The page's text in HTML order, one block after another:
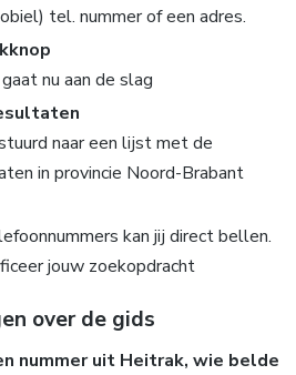
tel. nummer of een adres.
nu aan de slag
naar een lijst met de
in provincie Noord-Brabant
kan jij direct bellen.
jouw zoekopdracht
over de gids
nummer uit Heitrak, wie belde